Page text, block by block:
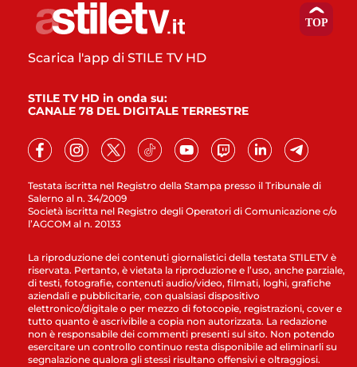
Testata iscritta nel Registro della Stampa presso il Tribunale di
Salerno al n. 34/2009
Società iscritta nel Registro degli Operatori di Comunicazione c/o
l’AGCOM al n. 20133
Scarica l'app di STILE TV HD
STILE TV HD in onda su:
CANALE 78 DEL DIGITALE TERRESTRE
La riproduzione dei contenuti giornalistici della testata STILETV è
riservata. Pertanto, è vietata la riproduzione e l’uso, anche parziale,
di testi, fotografie, contenuti audio/video, filmati, loghi, grafiche
aziendali e pubblicitarie, con qualsiasi dispositivo
elettronico/digitale o per mezzo di fotocopie, registrazioni, cover e
tutto quanto è ascrivibile a copia non autorizzata. La redazione
non è responsabile dei commenti presenti sul sito. Non potendo
esercitare un controllo continuo resta disponibile ad eliminarli su
segnalazione qualora gli stessi risultano offensivi e oltraggiosi.